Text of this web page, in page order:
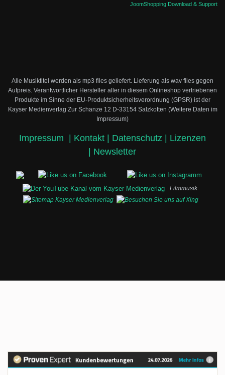
JoomShopping Download & Support
Alle Musiktitel werden als mp3 files geliefert. Lieferung als wav files gegen
Aufpreis. Verantwortlicher Hersteller aller in diesem Onlineshop vertriebenen
Produkte im Sinne der EU-Produktsicherheitsverordnung (GPSR) ist der
Kayser Medienverlag Zur Schanze 12 D-33154 Salzkotten (Weitere Daten im
Impressum)
Impressum Kontakt | Datenschutz | Lizenzen
Newsletter
Filmmusik